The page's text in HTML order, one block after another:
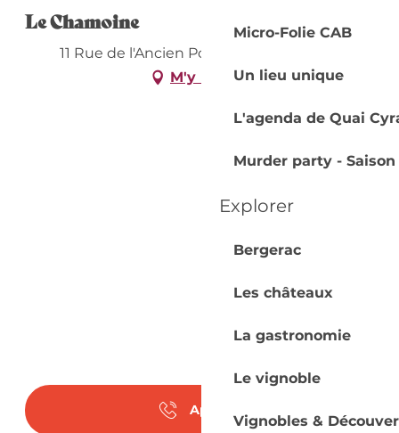
Micro-Folie CAB
Un lieu unique
L'agenda de Quai
Murder party - Saison
Explorer
Bergerac
Les châteaux
La gastronomie
Le vignoble
Vignobles &
Le Chamoine
11 Rue de l'Ancien Pont, 24100 Bergerac
M'y rendre
Appeler